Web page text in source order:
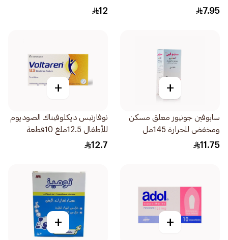
7.95
12
+
سابوفين جونيور معلق مسكن
ومخفض للحرارة 145مل
11.75
+
نوفارتيس ديكلوفيناك الصوديوم
للأطفال 12.5ملغ 10قطعة
12.7
+
+